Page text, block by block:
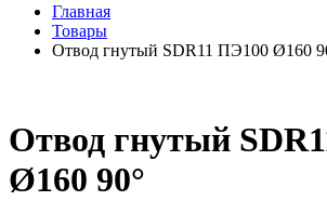
Главная
Товары
Отвод гнутый SDR11 ПЭ100 Ø160
Отвод гнутый
Ø160 90°